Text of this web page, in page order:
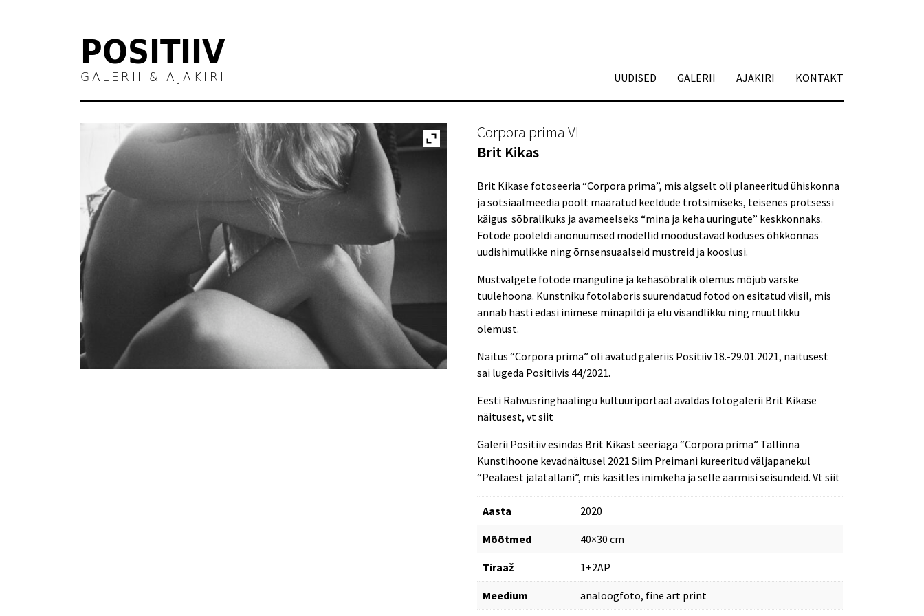
POSITIIV
GALERII & AJAKIRI UUDISED GALERII AJAKIRI KONTAKT
Corpora prima VI
Brit Kikas
Brit Kikase fotoseeria “Corpora prima”, mis algselt oli planeeritud ühiskonna
ja sotsiaalmeedia poolt määratud keeldude trotsimiseks, teisenes protsessi
käigus sõbralikuks ja avameelseks “mina ja keha uuringute” keskkonnaks.
Fotode pooleldi anonüümsed modellid moodustavad koduses õhkkonnas
uudishimulikke ning õrnsensuaalseid mustreid ja kooslusi.
Mustvalgete fotode mänguline ja kehasõbralik olemus mõjub värske
tuulehoona. Kunstniku fotolaboris suurendatud fotod on esitatud viisil, mis
annab hästi edasi inimese minapildi ja elu visandlikku ning muutlikku
olemust.
Näitus “Corpora prima” oli avatud galeriis Positiiv 18.-29.01.2021, näitusest
sai lugeda Positiivis 44/2021.
Eesti Rahvusringhäälingu kultuuriportaal avaldas fotogalerii Brit Kikase
näitusest, vtsiit
Galerii Positiiv esindas Brit Kikast seeriaga “Corpora prima” Tallinna
Kunstihoone kevadnäitusel 2021 Siim Preimani kureeritud väljapanekul
“Pealaest jalatallani”, mis käsitles inimkeha ja selle äärmisi seisundeid. Vtsiit
Aasta 2020
Mõõtmed 40×30 cm
Tiraaž 1+2AP
Meedium analoogfoto, fine art print